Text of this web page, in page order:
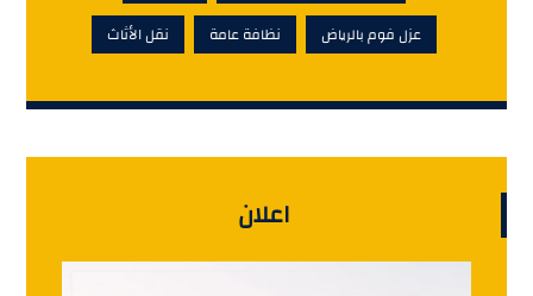
عزل فوم بالرياض
نظافة عامة نقل الأثاث
اعلان